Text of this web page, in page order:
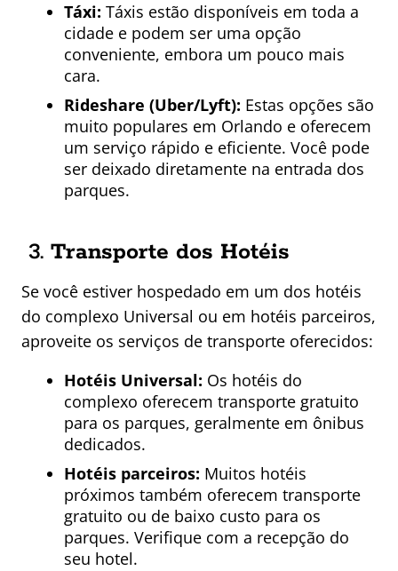
Táxi: Táxis estão disponíveis em toda a
cidade e podem ser uma opção
conveniente, embora um pouco mais
cara.
Rideshare (Uber/Lyft): Estas opções são
muito populares em Orlando e oferecem
um serviço rápido e eficiente. Você pode
ser deixado diretamente na entrada dos
parques.
3. Transporte dos Hotéis
Se você estiver hospedado em um dos hotéis
do complexo Universal ou em hotéis parceiros,
aproveite os serviços de transporte oferecidos:
Hotéis Universal: Os hotéis do
complexo oferecem transporte gratuito
para os parques, geralmente em ônibus
dedicados.
Hotéis parceiros: Muitos hotéis
próximos também oferecem transporte
gratuito ou de baixo custo para os
parques. Verifique com a recepção do
seu hotel.